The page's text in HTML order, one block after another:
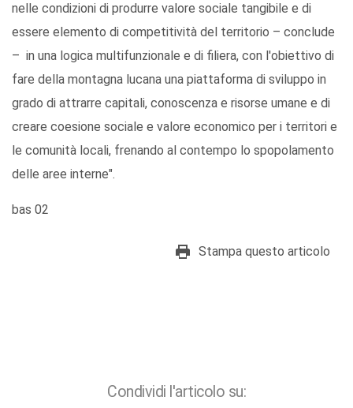
nelle condizioni di produrre valore sociale tangibile e di
essere elemento di competitività del territorio – conclude
– in una logica multifunzionale e di filiera, con l'obiettivo di
fare della montagna lucana una piattaforma di sviluppo in
grado di attrarre capitali, conoscenza e risorse umane e di
creare coesione sociale e valore economico per i territori e
le comunità locali, frenando al contempo lo spopolamento
delle aree interne".
bas 02
Stampa questo articolo
Condividi l'articolo su: